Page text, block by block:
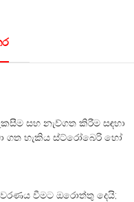
සහ නැව්ගත කිරීම සඳහා
ගත හැකිය ස්ට්රෝබෙරි හෝ
වීමට ඔරොත්තු දෙයි;